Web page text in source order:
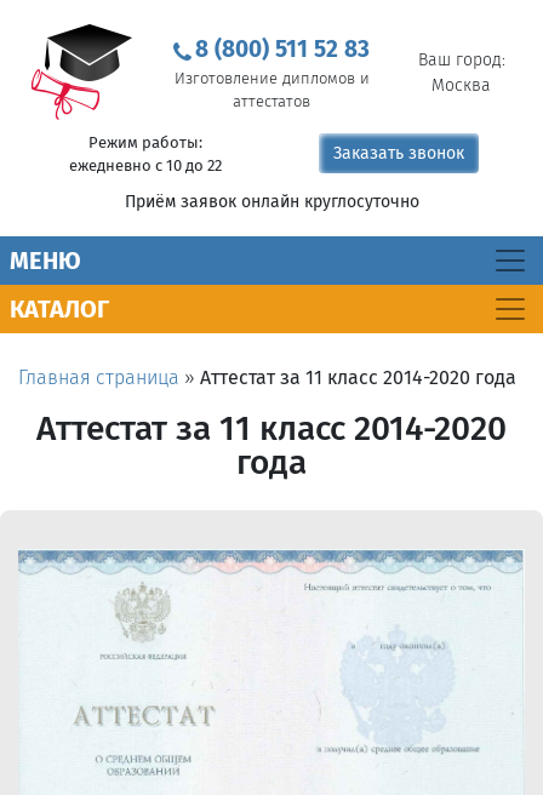
8 (800) 511 52 83
Изготовление дипломов и
аттестатов
Ваш город:
Москва
Режим работы:
ежедневно с 10 до 22
Заказать звонок
Приём заявок онлайн круглосуточно
MEНЮ
КАТАЛОГ
Главная страница » Аттестат за 11 класс 2014-2020 года
Аттестат за 11 класс 2014-2020
года